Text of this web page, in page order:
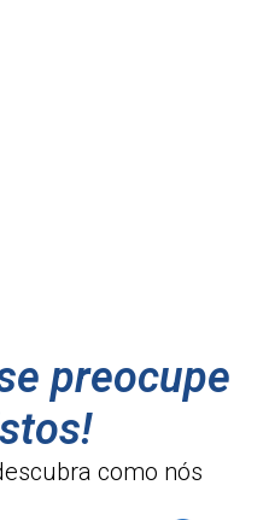
preocupe
como nós